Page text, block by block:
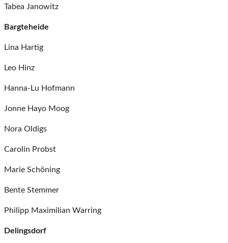
Tabea Janowitz
Bargteheide
Lina Hartig
Leo Hinz
Hanna-Lu Hofmann
Jonne Hayo Moog
Nora Oldigs
Carolin Probst
Marie Schöning
Bente Stemmer
Philipp Maximilian Warring
Delingsdorf